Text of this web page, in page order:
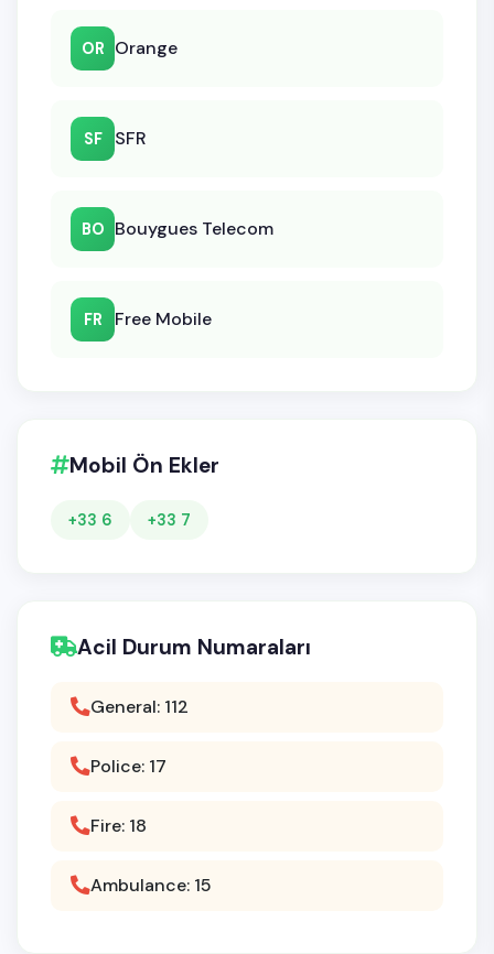
OR Orange
SF SFR
BO Bouygues Telecom
FR Free Mobile
Mobil Ön Ekler
+33 6 +33 7
Acil Durum Numaraları
General: 112
Police: 17
Fire: 18
Ambulance: 15